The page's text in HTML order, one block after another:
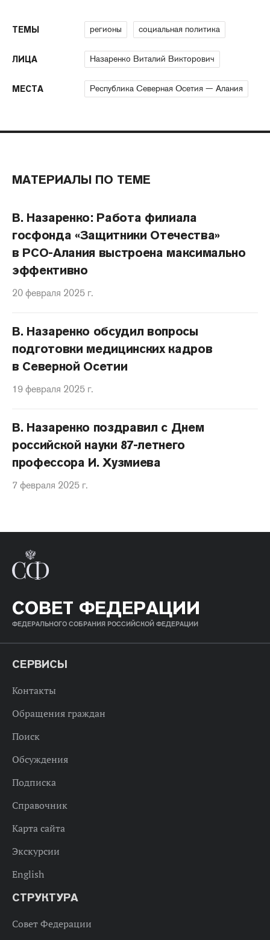
ТЕМЫ регионы социальная политика
ЛИЦА Назаренко Виталий Викторович
МЕСТА Республика Северная Осетия — Алания
МАТЕРИАЛЫ ПО ТЕМЕ
В. Назаренко: Работа филиала
госфонда «Защитники Отечества»
в РСО-Алания выстроена максимально
эффективно
20 февраля 2025 г.
В. Назаренко обсудил вопросы
подготовки медицинских кадров
в Северной Осетии
19 февраля 2025 г.
В. Назаренко поздравил с Днем
российской науки 87-летнего
профессора И. Хузмиева
7 февраля 2025 г.
СОВЕТ ФЕДЕРАЦИИ
ФЕДЕРАЛЬНОГО СОБРАНИЯ РОССИЙСКОЙ ФЕДЕРАЦИИ
СЕРВИСЫ
Контакты
Обращения граждан
Поиск
Обсуждения
Подписка
Справочник
Карта сайта
Экскурсии
English
СТРУКТУРА
Совет Федерации